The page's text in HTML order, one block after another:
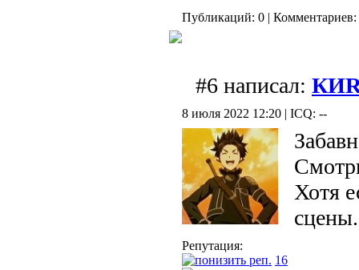
Публикаций: 0 | Комментариев:
#6 написал:
8 июля 2022 12:20 | ICQ: --
Репутация:
16
Хотя